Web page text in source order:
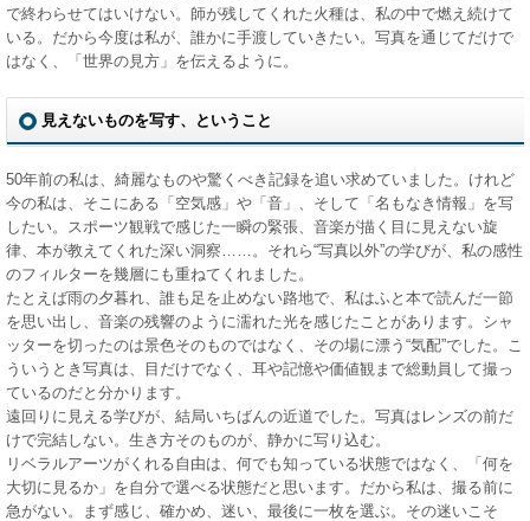
で終わらせてはいけない。師が残してくれた火種は、私の中で燃え続けて
いる。だから今度は私が、誰かに手渡していきたい。写真を通じてだけで
はなく、「世界の見方」を伝えるように。
見えないものを写す、ということ
50年前の私は、綺麗なものや驚くべき記録を追い求めていました。けれど
今の私は、そこにある「空気感」や「音」、そして「名もなき情報」を写
したい。スポーツ観戦で感じた一瞬の緊張、音楽が描く目に見えない旋
律、本が教えてくれた深い洞察……。それら“写真以外”の学びが、私の感性
のフィルターを幾層にも重ねてくれました。
たとえば雨の夕暮れ、誰も足を止めない路地で、私はふと本で読んだ一節
を思い出し、音楽の残響のように濡れた光を感じたことがあります。シャ
ッターを切ったのは景色そのものではなく、その場に漂う“気配”でした。こ
ういうとき写真は、目だけでなく、耳や記憶や価値観まで総動員して撮っ
ているのだと分かります。
遠回りに見える学びが、結局いちばんの近道でした。写真はレンズの前だ
けで完結しない。生き方そのものが、静かに写り込む。
リベラルアーツがくれる自由は、何でも知っている状態ではなく、「何を
大切に見るか」を自分で選べる状態だと思います。だから私は、撮る前に
急がない。まず感じ、確かめ、迷い、最後に一枚を選ぶ。その迷いこそ